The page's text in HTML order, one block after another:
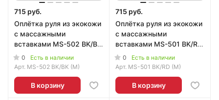
715 руб.
Оплётка руля из экокожи
с массажными
вставками MS-502 BK/BK
(M)
0
Есть в наличии
Арт. MS-502 BK/BK (M)
В корзину
715 руб.
Оплётка руля из экокожи
с массажными
вставками MS-501 BK/RD
(M)
0
Есть в наличии
Арт. MS-501 BK/RD (M)
В корзину